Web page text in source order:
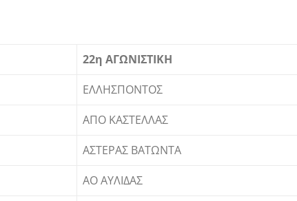
22η ΑΓΩΝΙΣΤΙΚΗ
ΕΛΛΗΣΠΟΝΤΟΣ
ΑΠΟ ΚΑΣΤΕΛΛΑΣ
ΑΣΤΕΡΑΣ ΒΑΤΩΝΤΑ
ΑΟ ΑΥΛΙΔΑΣ